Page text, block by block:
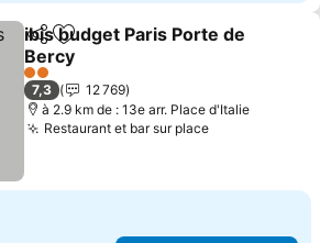
PartagerAjouter à mes favoris
ibis budget Paris Porte de
Bercy
2 Étoiles
7,3
12 769
à 2.9 km de : 13e arr. Place d'Italie
Restaurant et bar sur place